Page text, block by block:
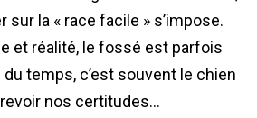
sur la « race facile » s’impose.
et réalité, le fossé est parfois
du temps, c’est souvent le chien
nos certitudes…